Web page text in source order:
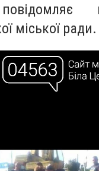
міської ради.